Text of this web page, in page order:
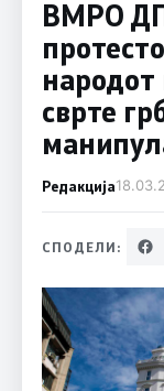
ВМРО
сврте
Редакција
СПОДЕЛИ: